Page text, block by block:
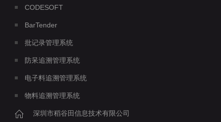
CODESOFT
BarTender
批记录管理系统
防呆追溯管理系统
电子料追溯管理系统
物料追溯管理系统
深圳市稻谷田信息技术有限公司